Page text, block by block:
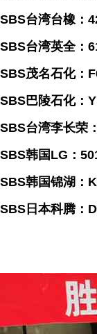
SBS台湾台橡：
SBS台湾英全：
SBS茂名石化：
SBS巴陵石化：
SBS台湾李长荣
SBS韩国LG：
SBS韩国锦湖：
SBS日本科腾：